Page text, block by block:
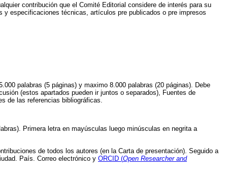
contribución que el Comité Editorial considere de interés para su
especificaciones técnicas, artículos pre publicados o pre impresos
palabras (5 páginas) y maximo 8.000 palabras (20 páginas). Debe
(estos apartados pueden ir juntos o separados), Fuentes de
de las referencias bibliográficas.
Primera letra en mayúsculas luego minúsculas en negrita a
de todos los autores (en la Carta de presentación). Seguido a
País. Correo electrónico y ORCID (Open Researcher and